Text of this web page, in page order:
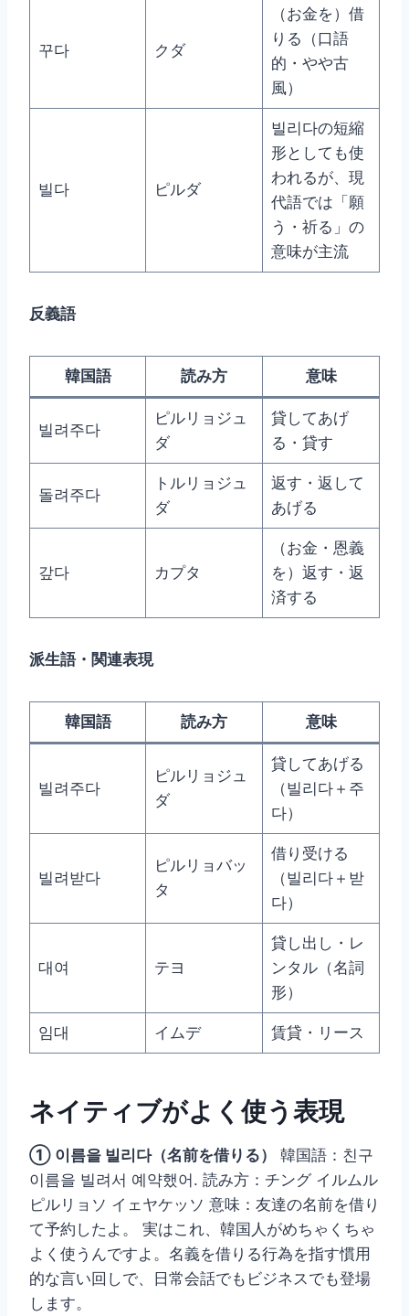
꾸다 クダ
（お金を）借
りる（口語
的・やや古
風）
빌다 ピルダ
빌리다の短縮
形としても使
われるが、現
代語では「願
う・祈る」の
意味が主流
反義語
韓国語 読み方 意味
빌려주다
ピルリョジュ
ダ
貸してあげ
る・貸す
돌려주다
トルリョジュ
ダ
返す・返して
あげる
갚다 カプタ
（お金・恩義
を）返す・返
済する
派生語・関連表現
韓国語 読み方 意味
빌려주다
ピルリョジュ
ダ
貸してあげる
（빌리다＋주
다）
빌려받다
ピルリョバッ
タ
借り受ける
（빌리다＋받
다）
대여 テヨ
貸し出し・レ
ンタル（名詞
形）
임대 イムデ 賃貸・リース
ネイティブがよく使う表現
① 이름을 빌리다（名前を借りる）
韓国語：친구
이름을 빌려서 예약했어. 読み方：チング イルムル
ピルリョソ イェヤケッソ 意味：友達の名前を借り
て予約したよ。 実はこれ、韓国人がめちゃくちゃ
よく使うんですよ。名義を借りる行為を指す慣用
的な言い回しで、日常会話でもビジネスでも登場
します。